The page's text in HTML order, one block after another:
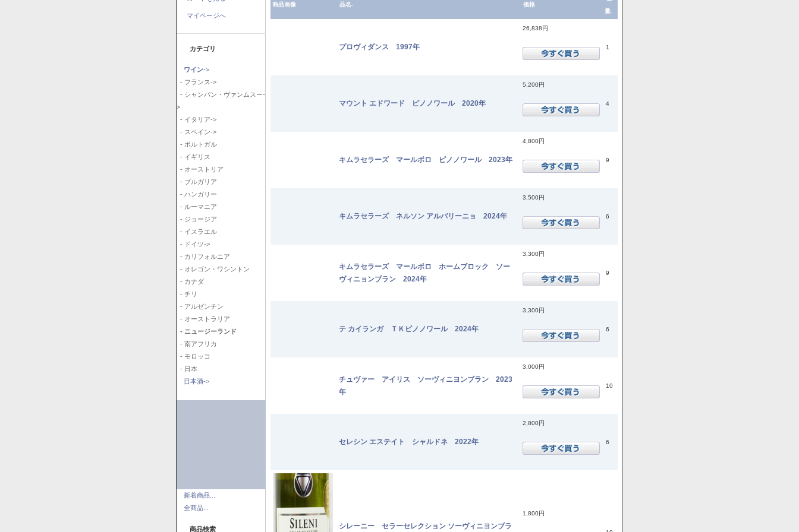
マイページへ
カテゴリ
ワイン->
- フランス->
- シャンパン・ヴァンムスー-
>
- イタリア->
- スペイン->
- ポルトガル
- イギリス
- オーストリア
- ブルガリア
- ハンガリー
- ルーマニア
- ジョージア
- イスラエル
- ドイツ->
- カリフォルニア
- オレゴン・ワシントン
- カナダ
- チリ
- アルゼンチン
- オーストラリア
- ニュージーランド
- 南アフリカ
- モロッコ
- 日本
日本酒->
新着商品...
全商品...
商品検索
商品画像 品名- 価格
量.
プロヴィダンス 1997年
26,838円
1
マウント エドワード ピノノワール 2020年
5,200円
4
キムラセラーズ マールボロ ピノノワール 2023年
4,800円
9
キムラセラーズ ネルソン アルバリーニョ 2024年
3,500円
6
キムラセラーズ マールボロ ホームブロック ソー
ヴィニョンブラン 2024年
3,300円
9
テ カイランガ ＴＫピノノワール 2024年
3,300円
6
チュヴァー アイリス ソーヴィニヨンブラン 2023
年
3,000円
10
セレシン エステイト シャルドネ 2022年
2,800円
6
シレーニー セラーセレクション ソーヴィニヨンブラ
1,800円